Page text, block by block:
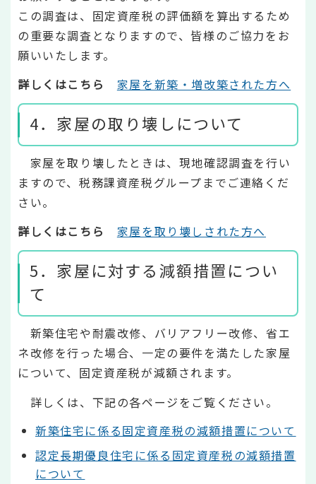
この調査は、固定資産税の評価額を算出するため
の重要な調査となりますので、皆様のご協力をお
願いいたします。
詳しくはこちら 家屋を新築・増改築された方へ
4．家屋の取り壊しについて
家屋を取り壊したときは、現地確認調査を行い
ますので、税務課資産税グループまでご連絡くだ
さい。
詳しくはこちら 家屋を取り壊しされた方へ
5．家屋に対する減額措置につい
て
新築住宅や耐震改修、バリアフリー改修、省エ
ネ改修を行った場合、一定の要件を満たした家屋
について、固定資産税が減額されます。
詳しくは、下記の各ページをご覧ください。
新築住宅に係る固定資産税の減額措置について
認定長期優良住宅に係る固定資産税の減額措置
について